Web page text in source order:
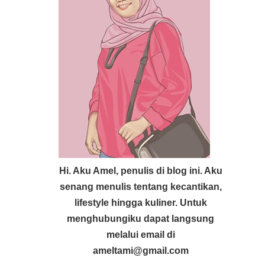
Hi. Aku Amel, penulis di blog ini. Aku
senang menulis tentang kecantikan,
lifestyle hingga kuliner. Untuk
menghubungiku dapat langsung
melalui email di
ameltami@gmail.com